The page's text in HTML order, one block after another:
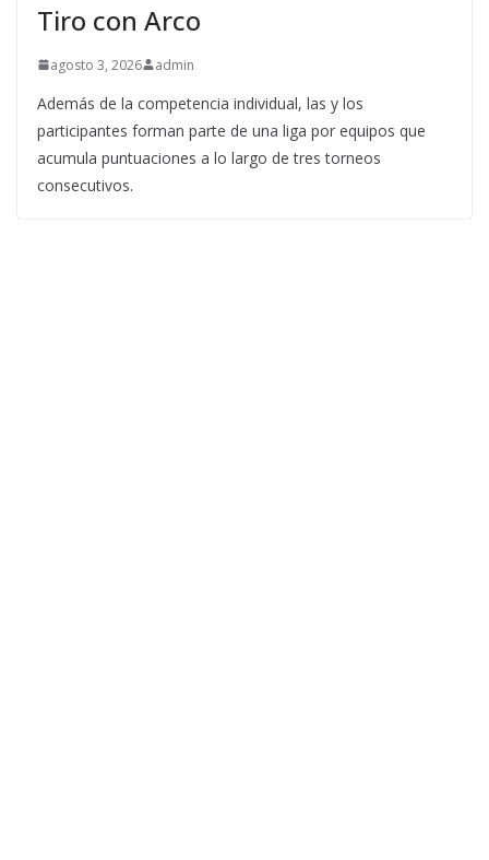
Tiro con Arco
agosto 3, 2026 admin
Además de la competencia individual, las y los
participantes forman parte de una liga por equipos que
acumula puntuaciones a lo largo de tres torneos
consecutivos.